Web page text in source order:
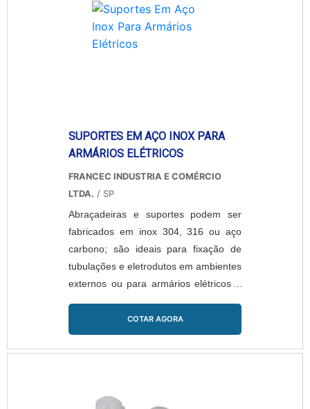
mercado. Algumas das vantagens que
a abraçadeira oferece: Leveza;
Resistência; Baixo custo.
SUPORTES EM AÇO INOX PARA
ARMÁRIOS ELÉTRICOS
FRANCEC INDUSTRIA E COMÉRCIO
LTDA. / SP
Abraçadeiras e suportes podem ser
fabricados em inox 304, 316 ou aço
carbono; são ideais para fixação de
tubulações e eletrodutos em ambientes
externos ou para armários elétricos e
resistência à corrosão e estão
disponíveis em acabamentos natural,
polido ou jateado. Aplicações incluem
Para orçamentos, enviar:
COTAR AGORA